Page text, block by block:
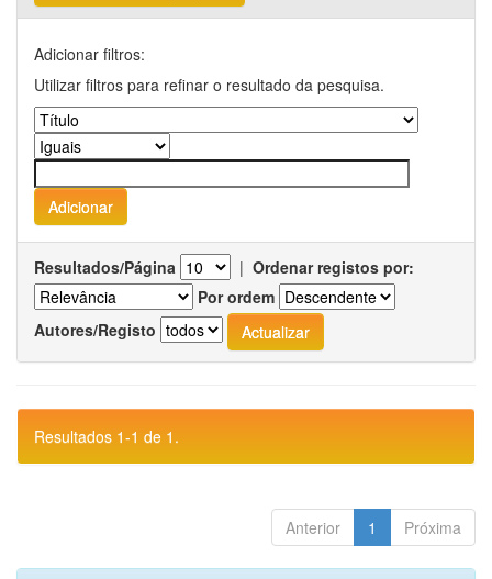
Adicionar filtros:
Utilizar filtros para refinar o resultado da pesquisa.
Resultados/Página | Ordenar registos por:
Por ordem
Autores/Registo
Resultados 1-1 de 1.
Anterior 1 Próxima